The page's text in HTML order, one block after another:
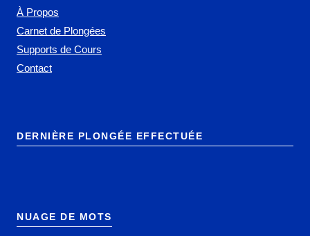
À Propos
Carnet de Plongées
Supports de Cours
Contact
DERNIÈRE PLONGÉE EFFECTUÉE
NUAGE DE MOTS